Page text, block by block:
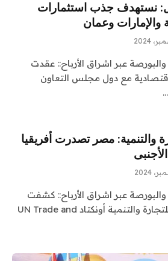
نستهدف جذب استثمارات
والإمارات وعمان
والبورصة عبر اشراق الأرباح:: عقدت
مع دول مجلس التعاون
والتنمية: مصر تصدرت أفريقيا
والبورصة عبر اشراق الأرباح:: كشفت
منظمة الأمم المتحدة للتجارة والتنمية أونكتاد UN Trade and